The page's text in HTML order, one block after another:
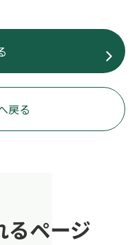
戻る
るページ